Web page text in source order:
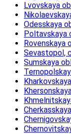
Lvovskaya
Odesskaya
Poltavskaya
Rovenskaya
Sevastopol,
Sumskaya